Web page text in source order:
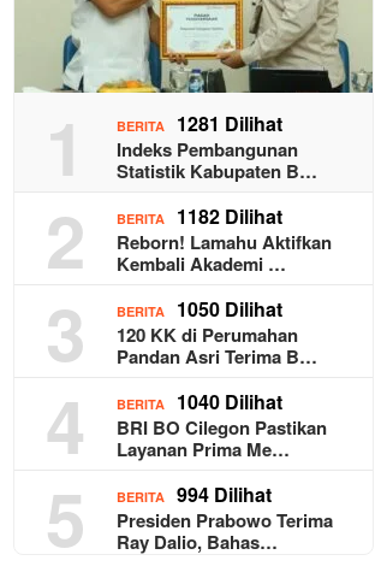
1 BERITA 1281 Dilihat
Indeks Pembangunan
Statistik Kabupaten B…
2 BERITA 1182 Dilihat
Reborn! Lamahu Aktifkan
Kembali Akademi …
3 BERITA 1050 Dilihat
120 KK di Perumahan
Pandan Asri Terima B…
4 BERITA 1040 Dilihat
BRI BO Cilegon Pastikan
Layanan Prima Me…
5 BERITA 994 Dilihat
Presiden Prabowo Terima
Ray Dalio, Bahas…